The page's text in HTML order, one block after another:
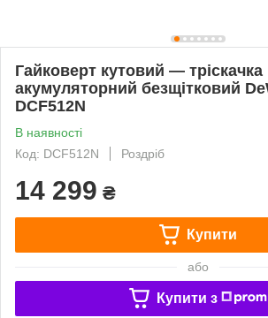
Гайковерт кутовий — тріскачка
акумуляторний безщітковий
DCF512N
В наявності
Код: DCF512N
Роздріб
14 299 ₴
Купити
або
Купити з